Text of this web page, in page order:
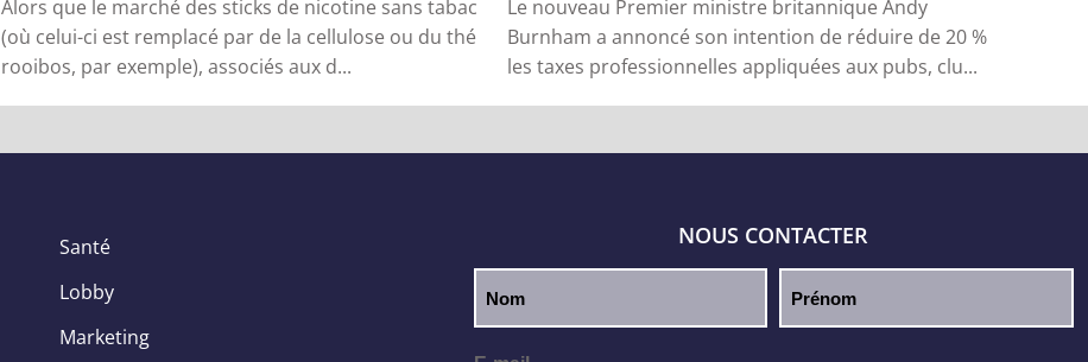
Alors que le marché des sticks de nicotine sans tabac
(où celui-ci est remplacé par de la cellulose ou du thé
rooibos, par exemple), associés aux d...
Le nouveau Premier ministre britannique Andy
Burnham a annoncé son intention de réduire de 20 %
les taxes professionnelles appliquées aux pubs, clu...
Santé
Lobby
Marketing
NOUS CONTACTER